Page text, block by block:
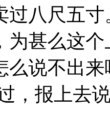
过八尺五
为甚么这
么说不出
，报上去